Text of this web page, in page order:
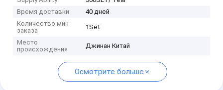
Время доставки
40 дней
Количество мин
заказа
1Set
Место
происхождения
Джинан Китай
Осмотрите больше